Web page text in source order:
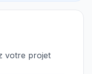
votre projet